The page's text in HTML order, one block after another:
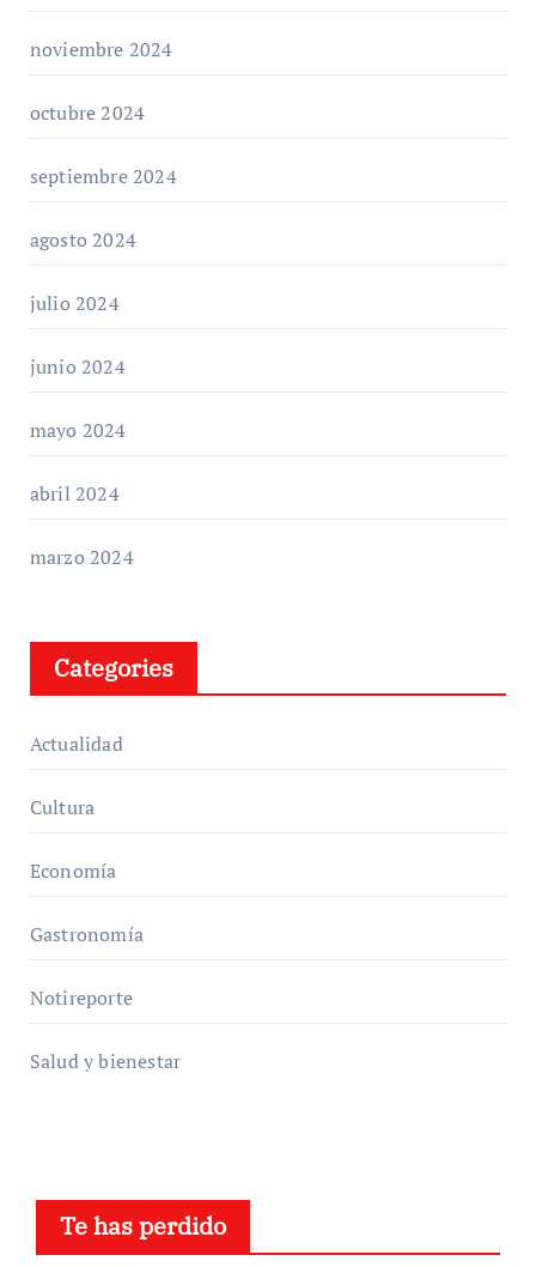
noviembre 2024
octubre 2024
septiembre 2024
agosto 2024
julio 2024
junio 2024
mayo 2024
abril 2024
marzo 2024
Categories
Actualidad
Cultura
Economía
Gastronomía
Notireporte
Salud y bienestar
Te has perdido